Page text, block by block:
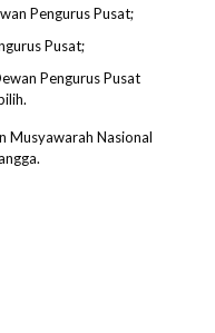
Pengurus Pusat;
Pusat;
Pengurus Pusat
Musyawarah Nasional